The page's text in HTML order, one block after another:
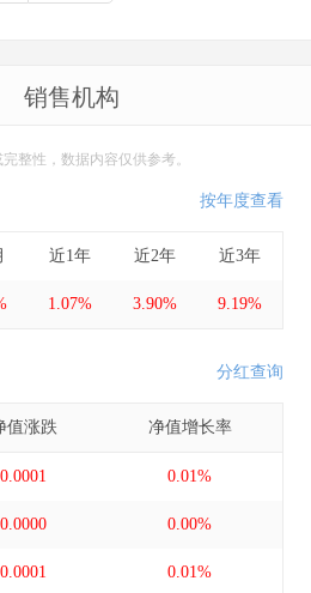
销售机构
整性，数据内容仅供参考。
按年度查看
近1年 近2年 近3年
1.07% 3.90% 9.19%
分红查询
值涨跌 净值增长率
0.0001 0.01%
0.0000 0.00%
0.0001 0.01%